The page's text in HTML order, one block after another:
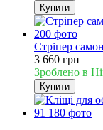
Купити
Стріпер
3 660 грн
Зроблено в
Купити